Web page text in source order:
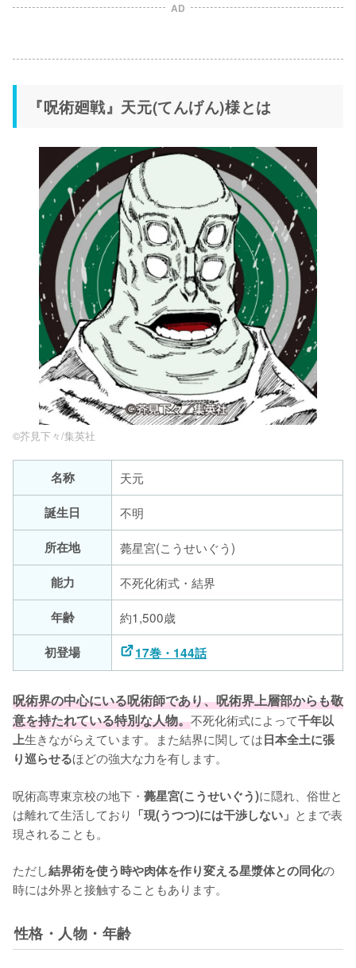
AD
『呪術廻戦』天元(てんげん)様とは
©︎芥見下々/集英社
名称
天元
誕生日
不明
所在地
薨星宮(こうせいぐう)
能力
不死化術式・結界
年齢
約1,500歳
初登場
17巻・144話
呪術界の中心にいる呪術師であり、呪術界上層部からも敬
意を持たれている特別な人物。不死化術式によって千年以
上生きながらえています。また結界に関しては日本全土に張
り巡らせるほどの強大な力を有します。
呪術高専東京校の地下・ 薨星宮(こうせいぐう)に隠れ、俗世と
は離れて生活しており 「現(うつつ)には干渉しない」 とまで表
現されることも。
ただし結界術を使う時や肉体を作り変える星漿体との同化の
時には外界と接触することもあります。
性格・人物・年齢